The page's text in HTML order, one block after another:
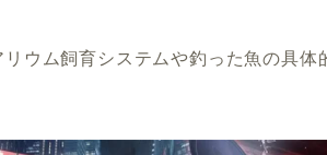
ウム飼育システムや釣った魚の具体